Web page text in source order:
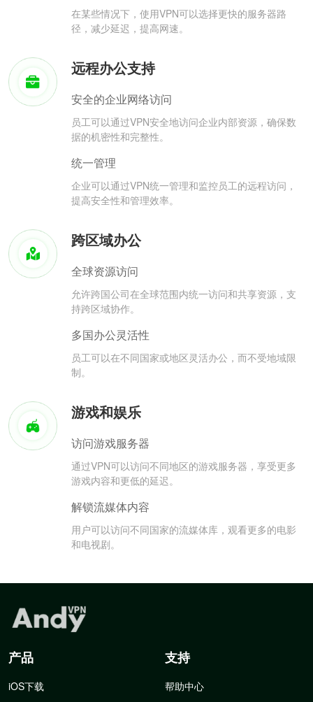
在某些情况下，使用VPN可以选择更快的服务器路
径，减少延迟，提高网速。
远程办公支持
安全的企业网络访问
员工可以通过VPN安全地访问企业内部资源，确保数
据的机密性和完整性。
统一管理
企业可以通过VPN统一管理和监控员工的远程访问，
提高安全性和管理效率。
跨区域办公
全球资源访问
允许跨国公司在全球范围内统一访问和共享资源，支
持跨区域协作。
多国办公灵活性
员工可以在不同国家或地区灵活办公，而不受地域限
制。
游戏和娱乐
访问游戏服务器
通过VPN可以访问不同地区的游戏服务器，享受更多
游戏内容和更低的延迟。
解锁流媒体内容
用户可以访问不同国家的流媒体库，观看更多的电影
和电视剧。
产品
iOS下载
支持
帮助中心